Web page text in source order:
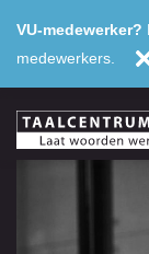
VU-medewerker?
medewerkers.